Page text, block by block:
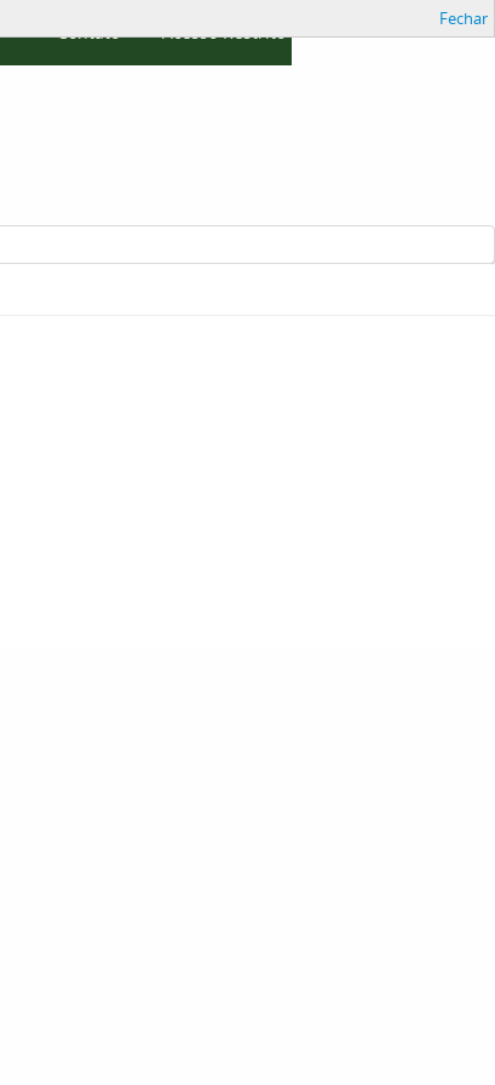
Contato Acesso Restrito
Fechar